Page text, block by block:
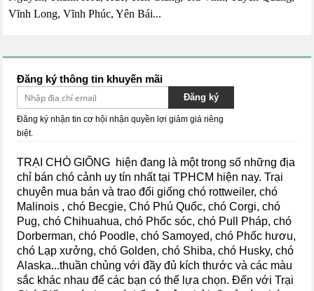
Vĩnh Long, Vĩnh Phúc, Yên Bái...
Đăng ký thông tin khuyến mãi
Đăng ký
Đăng ký nhận tin cơ hội nhận quyền lợi giảm giá riêng
biệt.
TRẠI CHÓ GIỐNG hiện đang là một trong số những địa
chỉ bán chó cảnh uy tín nhất tại TPHCM hiện nay.Trại
chuyên mua bán và trao đổi giống chó rottweiler, chó
Malinois , chó Becgie, Chó Phú Quốc, chó Corgi, chó
Pug, chó Chihuahua, chó Phốc sóc, chó Pull Pháp, chó
Dorberman, chó Poodle, chó Samoyed, chó Phốc hươu,
chó Lạp xưởng, chó Golden, chó Shiba,chó Husky, chó
Alaska...thuần chủng với đầy đủ kích thước và các màu
sắc khác nhau để các bạn có thể lựa chọn. Đến với Trại